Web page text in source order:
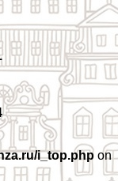
i_top.php on